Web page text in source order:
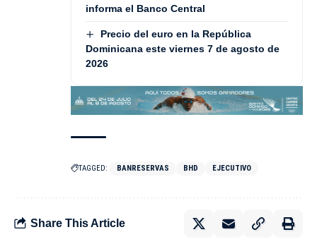
informa el Banco Central
Precio del euro en la República
Dominicana este viernes 7 de agosto de
2026
TAGGED: BANRESERVAS BHD EJECUTIVO
Share This Article